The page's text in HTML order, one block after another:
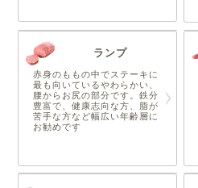
ランプ
赤身のももの中でステーキに
最も向いているやわらかい、
腰からお尻の部分です。鉄分
豊富で、健康志向な方、脂が
苦手な方など幅広い年齢層に
お勧めです